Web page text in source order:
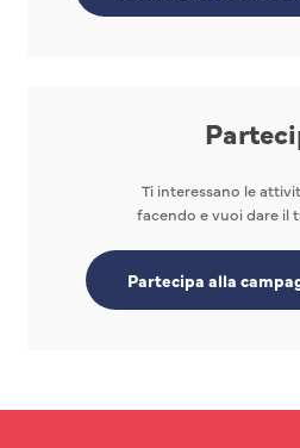
Ti interessano le
facendo e vuoi dare il
Partecipa alla